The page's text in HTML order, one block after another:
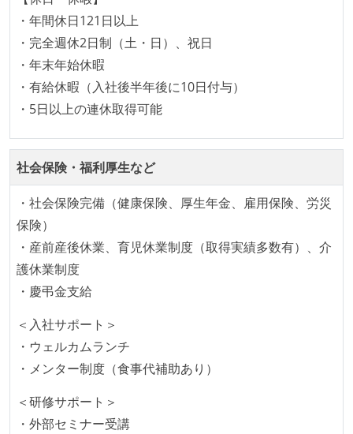
設計・実装から運用までを同じ開発チームが担い、フ
ロントエンド、バックエンド、インフラといった役割
の境界を超えて、個人が必要な範囲にまで染み出して
いく姿勢が根付いている
ユーザーのニーズや課題を理解するために、開発チー
る
1年以内に、技術負債を解消するためのプロジェクト
や、古くなったツールのリプレイスプロジェクトがボ
トムアップで実施されたことがある
OS やエディタ、IDE といった個人の環境は、各自の責
任で好きなものを使うことができる
企画を決定する場に、実装を担当する開発メンバーが
タスクの見積もりは、実装を担当するメンバーが中心
となって行う
全体のスケジュール管理は、途中の成果を随時確認し
ながら、納期または盛り込む機能を柔軟に調整する形
で行う
・年間休日121日以上
・完全週休2日制（土・日）、祝日
・年末年始休暇
・有給休暇（入社後半年後に10日付与）
・5日以上の連休取得可能
社会保険・福利厚生など
・社会保険完備（健康保険、厚生年金、雇用保険、労災
保険）
・産前産後休業、育児休業制度（取得実績多数有）、介
護休業制度
・慶弔金支給
＜入社サポート＞
・ウェルカムランチ
・メンター制度（食事代補助あり）
＜研修サポート＞
・外部セミナー受講